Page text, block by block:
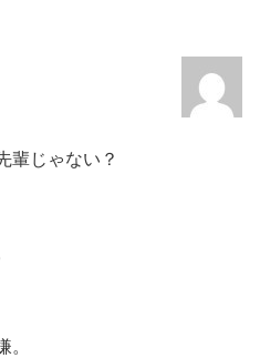
輩じゃない？
。